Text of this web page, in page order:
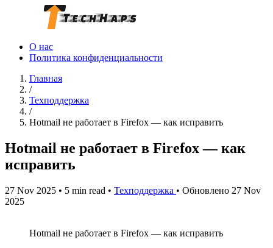
О нас
Политика конфиденциальности
Главная
/
Техподдержка
/
Hotmail не работает в Firefox — как исправить
Hotmail не работает в Firefox — как
исправить
27 Nov 2025 • 5 min read • Техподдержка • Обновлено 27 Nov
2025
Hotmail не работает в Firefox — как исправить